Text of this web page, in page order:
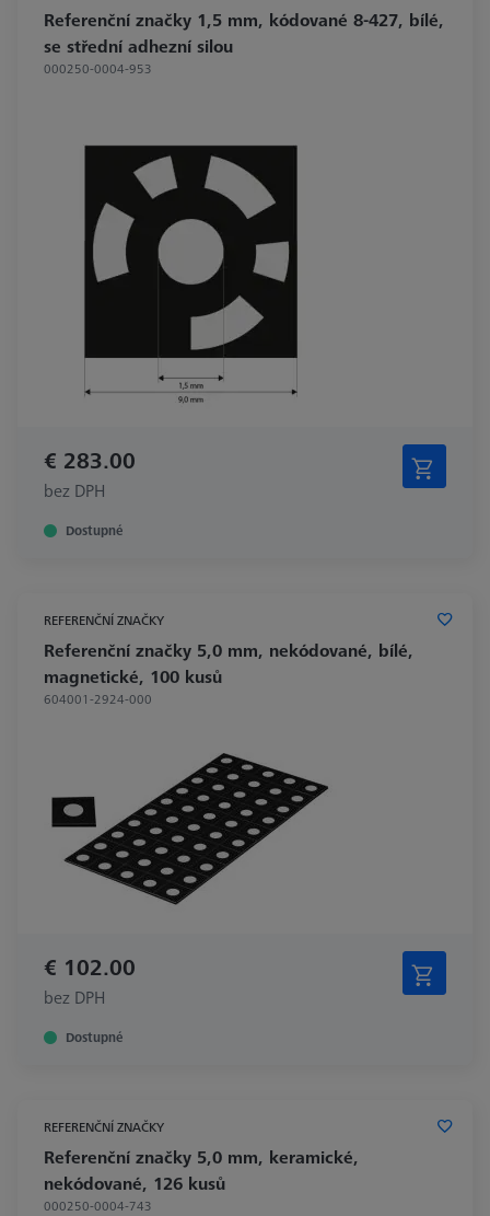
Referenční značky 1,5 mm, kódované 8-427, bílé,
se střední adhezní silou
000250-0004-953
€ 283.00
bez DPH
Dostupné
REFERENČNÍ ZNAČKY
Referenční značky 5,0 mm, nekódované, bílé,
magnetické, 100 kusů
604001-2924-000
€ 102.00
bez DPH
Dostupné
REFERENČNÍ ZNAČKY
Referenční značky 5,0 mm, keramické,
nekódované, 126 kusů
000250-0004-743